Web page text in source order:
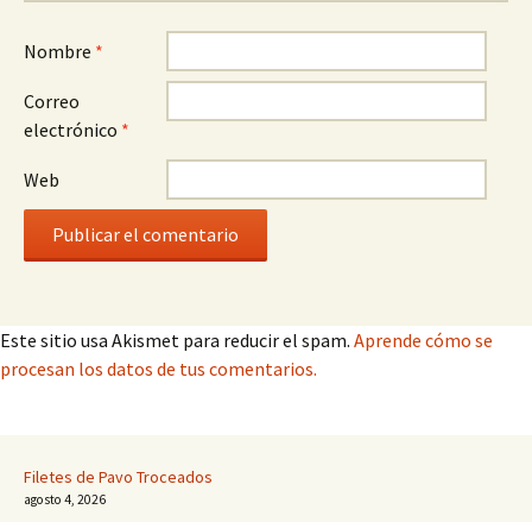
Nombre *
Correo
electrónico *
Web
Este sitio usa Akismet para reducir el spam. Aprende cómo se
procesan los datos de tus comentarios.
Filetes de Pavo Troceados
agosto 4, 2026